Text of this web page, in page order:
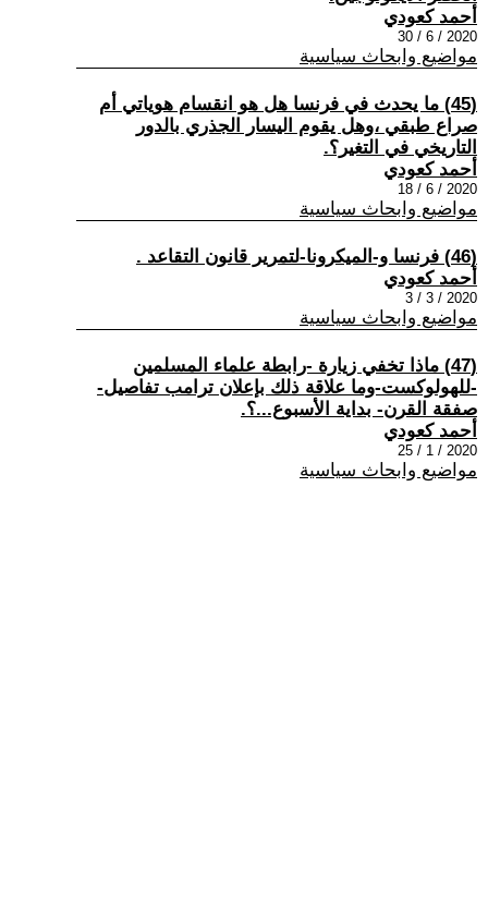
أحمد كعودي
2020 / 6 / 30
مواضيع وابحاث سياسية
(45) ما يحدث في فرنسا هل هو انقسام هوياتي أم
صراع طبقي ،وهل يقوم اليسار الجذري بالدور
التاريخي في التغير؟.
أحمد كعودي
2020 / 6 / 18
مواضيع وابحاث سياسية
(46) فرنسا و-الميكرونا-لتمرير قانون التقاعد .
أحمد كعودي
2020 / 3 / 3
مواضيع وابحاث سياسية
(47) ماذا تخفي زيارة -رابطة علماء المسلمين
-للهولوكست-وما علاقة ذلك بإعلان ترامب تفاصيل-
صفقة القرن- بداية الأسبوع...؟.
أحمد كعودي
2020 / 1 / 25
مواضيع وابحاث سياسية